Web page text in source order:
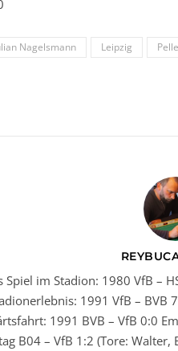
Nagelsmann Leipzig
Spiel im Stadion: 1980 VfB –
1991 VfB – BVB
1991 BVB – VfB 0:0
B04 – VfB 1:2 (Tore: